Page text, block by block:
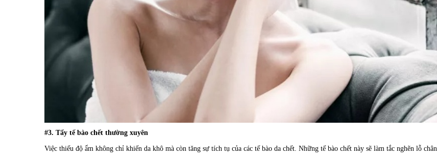
#3. Tẩy tế bào chết thường xuyên
Việc thiếu độ ẩm không chỉ khiến da khô mà còn tăng sự tích tụ của các tế bào da chết. Những tế bào chết này sẽ làm tắc nghẽn lỗ chân